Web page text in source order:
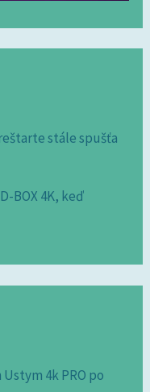
stále spušťa
BOX 4K, keď
4k PRO po